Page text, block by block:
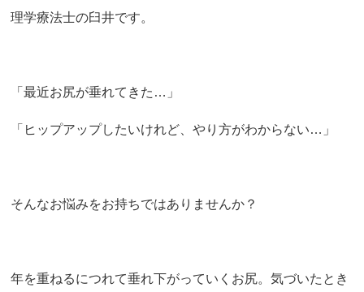
理学療法士の臼井です。
「最近お尻が垂れてきた…」
「ヒップアップしたいけれど、やり方がわからない…」
そんなお悩みをお持ちではありませんか？
年を重ねるにつれて垂れ下がっていくお尻。気づいたとき